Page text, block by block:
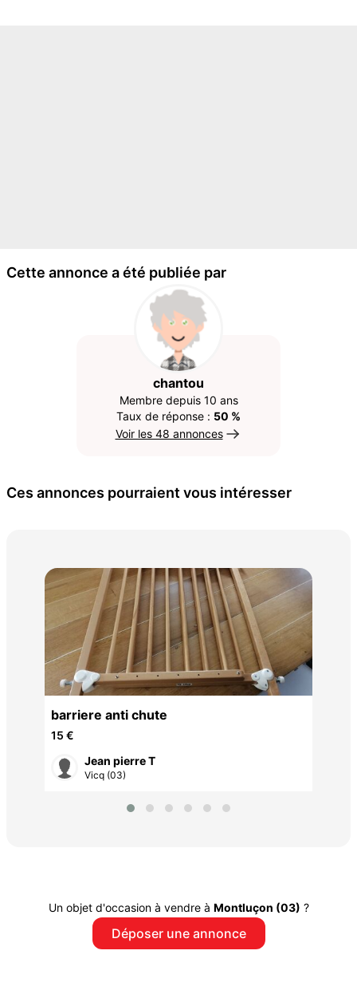
Cette annonce a été publiée par
chantou
Membre depuis 10 ans
Taux de réponse : 50 %
Voir les 48 annonces
Ces annonces pourraient vous intéresser
barriere anti chute
15 €
Jean pierre T
Vicq (03)
Un objet d'occasion à vendre à Montluçon (03) ?
Déposer une annonce